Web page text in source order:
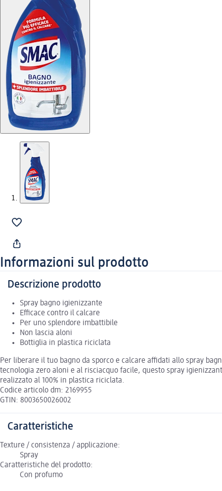
Informazioni sul prodotto
Descrizione prodotto
Spray bagno igienizzante
Efficace contro il calcare
Per uno splendore imbattibile
Non lascia aloni
Bottiglia in plastica riciclata
Per liberare il tuo bagno da sporco e calcare affidati allo spray
tecnologia zero aloni e al risciacquo facile, questo spray
realizzato al 100% in plastica riciclata.
Codice articolo dm: 2169955
GTIN: 8003650026002
Caratteristiche
Texture / consistenza / applicazione:
Spray
Caratteristiche del prodotto:
Con profumo